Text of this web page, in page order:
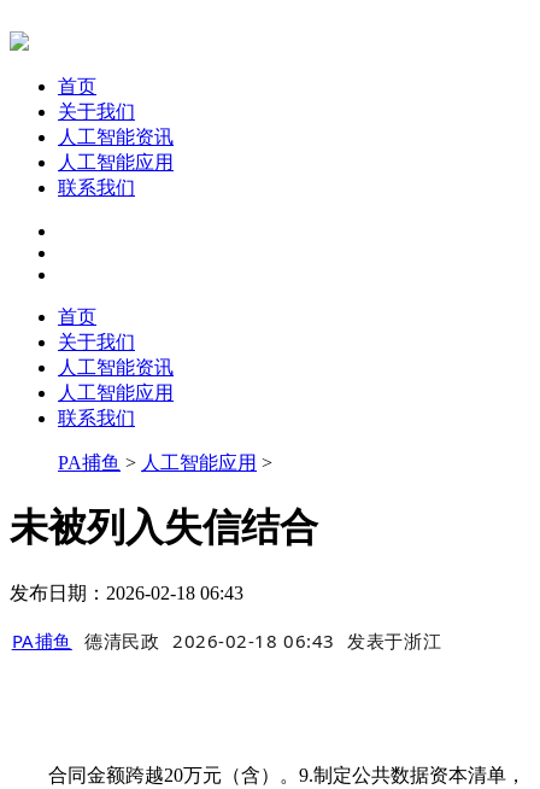
首页
关于我们
人工智能资讯
人工智能应用
联系我们
首页
关于我们
人工智能资讯
人工智能应用
联系我们
PA捕鱼 > 人工智能应用 >
未被列入失信结合
发布日期：2026-02-18 06:43
PA捕鱼 德清民政 2026-02-18 06:43 发表于浙江
合同金额跨越20万元（含）。9.制定公共数据资本清单，